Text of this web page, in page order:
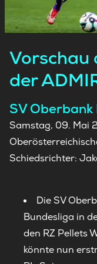
Vorschau
der
SV Oberbank
Samstag, 09. Mai
Schiedsrichter:
Die SV
Bundesliga in
den RZ Pellets
könnte nun